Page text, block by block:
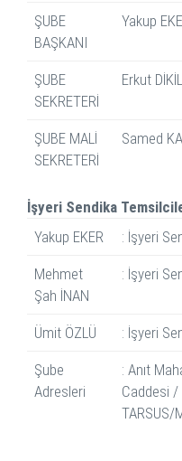
ŞUBE
BAŞKANI
Yakup
ŞUBE
SEKRETERİ
Erkut
ŞUBE MALİ
SEKRETERİ
Samed
İşyeri Sendika
Yakup EKER
: İşyeri
Mehmet
Şah İNAN
: İşyeri
Ümit ÖZLÜ : İşyeri
Şube
Adresleri
: Anıt
Caddesi /
TARSUS/